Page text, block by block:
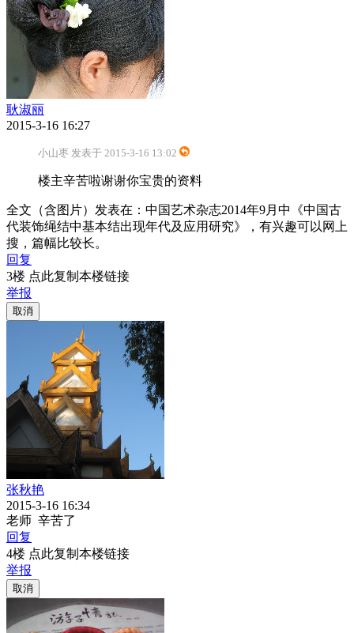
耿淑丽
2015-3-16 16:27
小山枣 发表于 2015-3-16 13:02
楼主辛苦啦谢谢你宝贵的资料
全文（含图片）发表在：中国艺术杂志2014年9月中《中国古
代装饰绳结中基本结出现年代及应用研究》，有兴趣可以网上
搜，篇幅比较长。
回复
3楼 点此复制本楼链接
举报
取消
张秋艳
2015-3-16 16:34
老师 辛苦了
回复
4楼 点此复制本楼链接
举报
取消